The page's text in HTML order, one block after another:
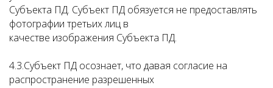
Субъекта ПД. Субъект ПД обязуется не предоставлять
фотографии третьих лиц в
качестве изображения Субъекта ПД.
4.3.Субъект ПД осознает, что давая согласие на
распространение разрешенных